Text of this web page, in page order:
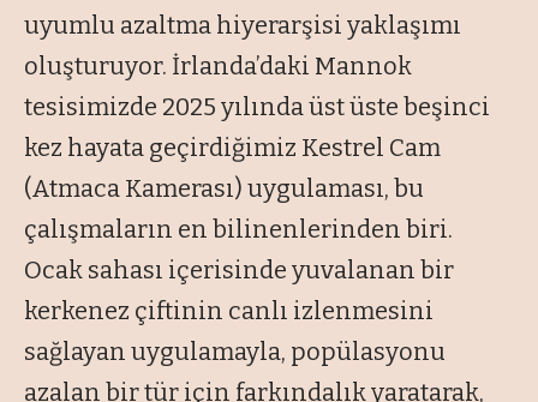
uyumlu azaltma hiyerarşisi yaklaşımı
oluşturuyor. İrlanda’daki Mannok
tesisimizde 2025 yılında üst üste beşinci
kez hayata geçirdiğimiz Kestrel Cam
(Atmaca Kamerası) uygulaması, bu
çalışmaların en bilinenlerinden biri.
Ocak sahası içerisinde yuvalanan bir
kerkenez çiftinin canlı izlenmesini
sağlayan uygulamayla, popülasyonu
azalan bir tür için farkındalık yaratarak,